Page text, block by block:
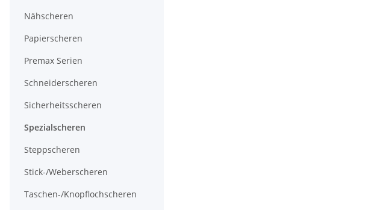
Nähscheren
Papierscheren
Premax Serien
Schneiderscheren
Sicherheitsscheren
Spezialscheren
Steppscheren
Stick-/Weberscheren
Taschen-/Knopflochscheren